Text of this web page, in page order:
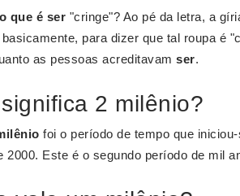
o que é ser "cringe"? Ao pé da letra, a
para dizer que tal roupa é
as pessoas acreditavam ser.
2 milênio?
foi o período de tempo que
2000. Este é o segundo período de mil